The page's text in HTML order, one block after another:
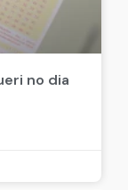
no dia